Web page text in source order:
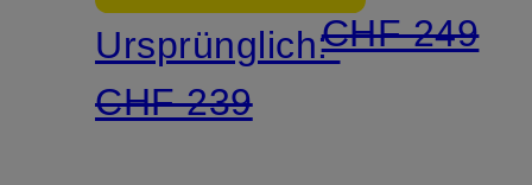
Ursprünglich:
CHF 239
CHF 249